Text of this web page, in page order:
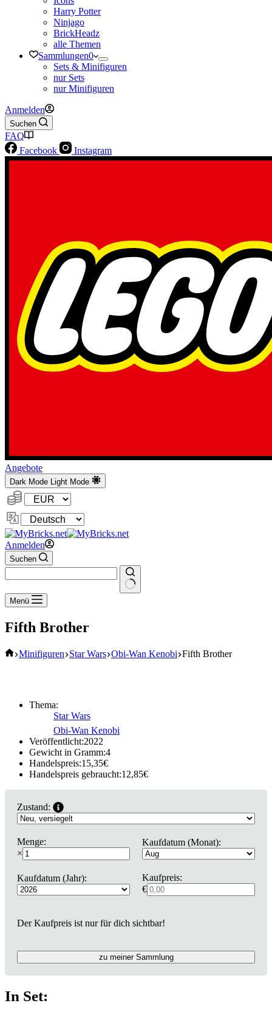
Harry Potter
Ninjago
BrickHeadz
alle Themen
Sammlungen0
Sets & Minifiguren
nur Sets
nur Minifiguren
Anmelden
Suchen
FAQ
Facebook
Instagram
Angebote
Dark Mode Light Mode
Währung:
Sprache
ändern
Anmelden
Suchen
Keine
Ergebnisse
Menü
Fifth Brother
Start
Minifiguren Star Wars Obi-Wan Kenobi Fifth Brother
Thema:
Star Wars
Obi-Wan Kenobi
Veröffentlicht:2022
Gewicht in Gramm:4
Handelspreis:15,35€
Handelspreis gebraucht:12,85€
Zustand:
Menge:
×
Kaufdatum (Monat):
Kaufdatum (Jahr):
Kaufpreis:
€
Der Kaufpreis ist nur für dich sichtbar!
zu meiner Sammlung
In Set: